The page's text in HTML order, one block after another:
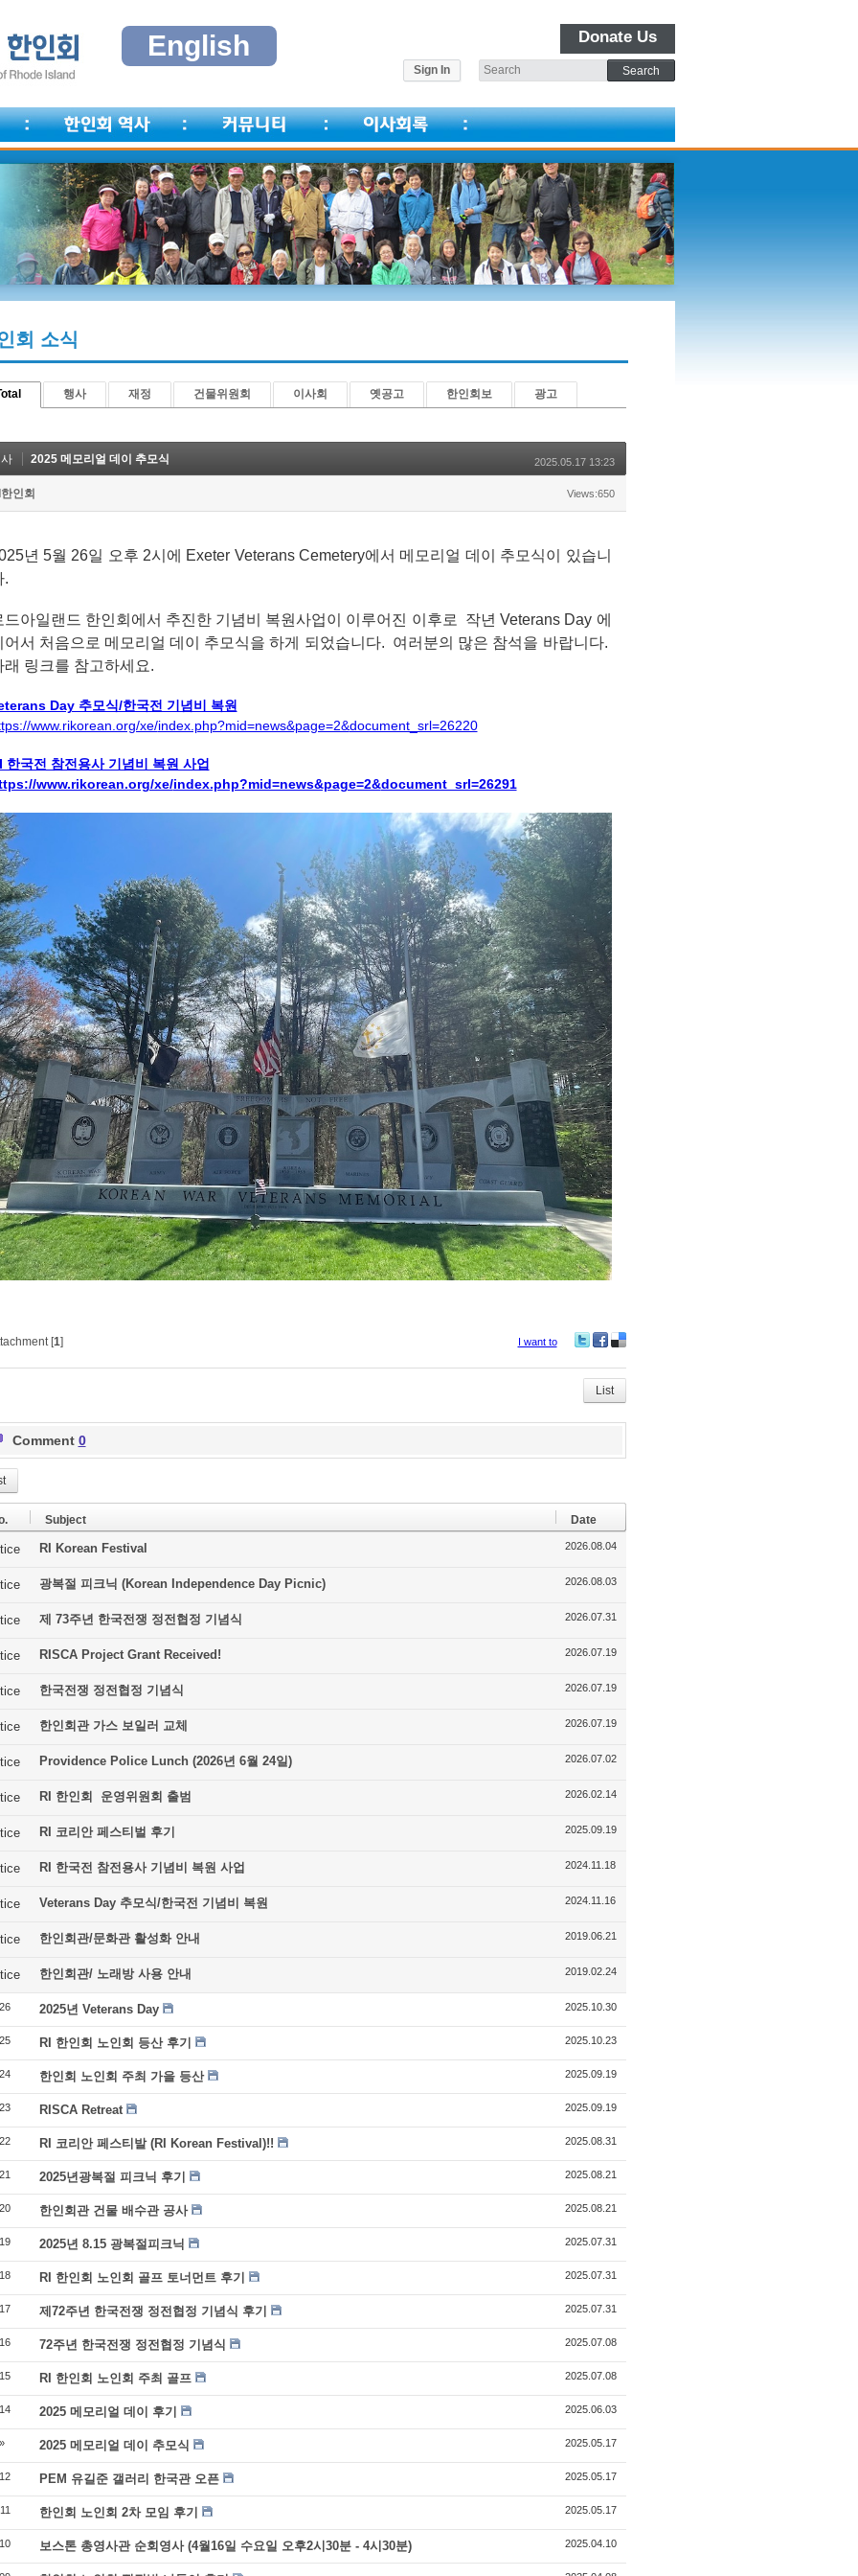
English Donate Us
Sign In
회 소식
행사 재정 건물위원회 이사회 옛공고 한인회보 광고
2025 메모리얼 데이 추모식 2025.05.17 13:23
인회 Views:650
년 5월 26일 오후 2시에 Exeter Veterans Cemetery에서 메모리얼 데이 추모식이 있습니
.
드아일랜드 한인회에서 추진한 기념비 복원사업이 이루어진 이후로 작년 Veterans Day 에
어서 처음으로 메모리얼 데이 추모식을 하게 되었습니다. 여러분의 많은 참석을 바랍니다.
래 링크를 참고하세요.
Day 추모식/한국전 기념비 복원
www.rikorean.org/xe/index.php?mid=news&page=2&document_srl=26220
한국전 참전용사 기념비 복원 사업
www.rikorean.org/xe/index.php?mid=news&page=2&document_srl=26291
[1] I want to
itte ce
bo
ok
lici
ou
s
List
Comment 0
Subject Date
RI Korean Festival 2026.08.04
광복절 피크닉 (Korean Independence Day Picnic) 2026.08.03
제 73주년 한국전쟁 정전협정 기념식 2026.07.31
RISCA Project Grant Received! 2026.07.19
한국전쟁 정전협정 기념식 2026.07.19
한인회관 가스 보일러 교체 2026.07.19
Providence Police Lunch (2026년 6월 24일) 2026.07.02
RI 한인회 운영위원회 출범 2026.02.14
RI 코리안 페스티벌 후기 2025.09.19
RI 한국전 참전용사 기념비 복원 사업 2024.11.18
Veterans Day 추모식/한국전 기념비 복원 2024.11.16
한인회관/문화관 활성화 안내 2019.06.21
한인회관/ 노래방 사용 안내 2019.02.24
2025년 Veterans Day 2025.10.30
RI 한인회 노인회 등산 후기 2025.10.23
한인회 노인회 주최 가을 등산 2025.09.19
RISCA Retreat 2025.09.19
RI 코리안 페스티발 (RI Korean Festival)!! 2025.08.31
2025년광복절 피크닉 후기 2025.08.21
한인회관 건물 배수관 공사 2025.08.21
2025년 8.15 광복절피크닉 2025.07.31
RI 한인회 노인회 골프 토너먼트 후기 2025.07.31
제72주년 한국전쟁 정전협정 기념식 후기 2025.07.31
72주년 한국전쟁 정전협정 기념식 2025.07.08
RI 한인회 노인회 주최 골프 2025.07.08
2025 메모리얼 데이 후기 2025.06.03
» 2025 메모리얼 데이 추모식 2025.05.17
PEM 유길준 갤러리 한국관 오픈 2025.05.17
한인회 노인회 2차 모임 후기 2025.05.17
보스톤 총영사관 순회영사 (4월16일 수요일 오후2시30분 - 4시30분) 2025.04.10